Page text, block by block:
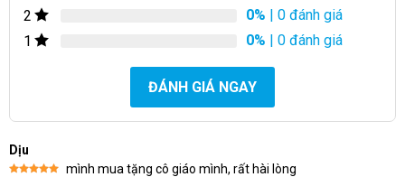
2
0% | 0 đánh giá
1
0% | 0 đánh giá
ĐÁNH GIÁ NGAY
Dịu
mình mua tặng cô giáo mình, rất hài lòng